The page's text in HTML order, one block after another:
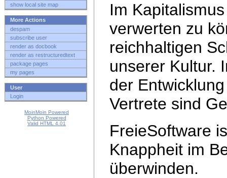
show local site map
More Actions
despam
subscribe user
render as docbook
render as restructuredtext
package pages
my pages
User
Login
MoinMoin Powered
Python Powered
Valid HTML 4.01
Im
verwerten zu
reichhaltigen
unserer Kultur.
der
Vertrete sind
FreieSoftware
Knappheit im
überwinden.